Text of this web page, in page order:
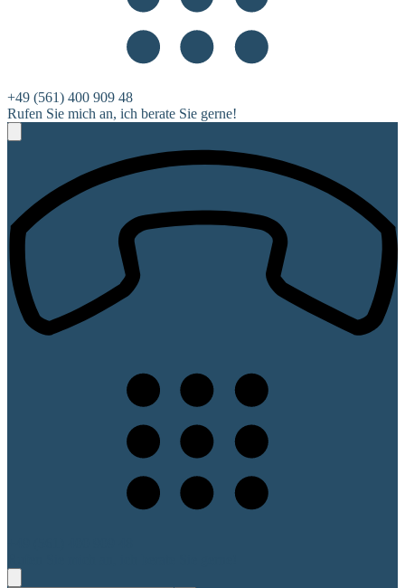
+49 (561) 400 909 48
Rufen Sie mich an, ich berate Sie gerne!